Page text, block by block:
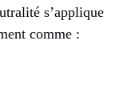
s’applique
comme :